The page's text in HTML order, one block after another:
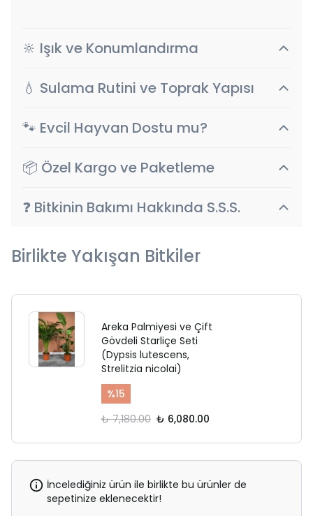
🔆 Işık ve Konumlandırma
💧 Sulama Rutini ve Toprak Yapısı
🐾 Evcil Hayvan Dostu mu?
📦 Özel Kargo ve Paketleme
❓ Bitkinin Bakımı Hakkında S.S.S.
Birlikte Yakışan Bitkiler
Areka Palmiyesi ve Çift
Gövdeli Starliçe Seti
(Dypsis lutescens,
Strelitzia nicolai)
%15
₺ 7,180.00 ₺ 6,080.00
İncelediğiniz ürün ile birlikte bu ürünler de
sepetinize eklenecektir!